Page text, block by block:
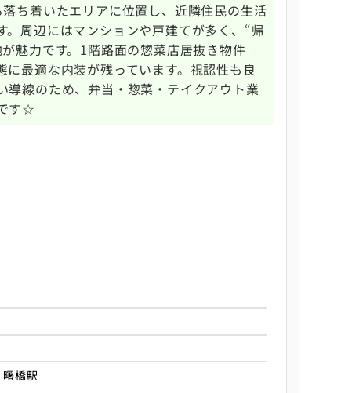
ち着いたエリアに位置し、近隣住民の生活
。周辺にはマンションや戸建てが多く、“帰
魅力です。1階路面の惣菜店居抜き物件
に最適な内装が残っています。視認性も良
導線のため、弁当・惣菜・テイクアウト業
す☆
橋駅